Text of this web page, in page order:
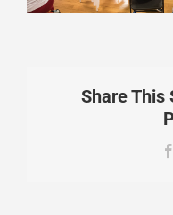
Share This